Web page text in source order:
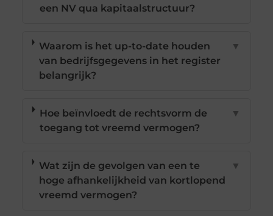
een NV qua kapitaalstructuur?
Waarom is het up-to-date houden
van bedrijfsgegevens in het register
belangrijk?
▼
Hoe beïnvloedt de rechtsvorm de
toegang tot vreemd vermogen?
▼
Wat zijn de gevolgen van een te
hoge afhankelijkheid van kortlopend
vreemd vermogen?
▼